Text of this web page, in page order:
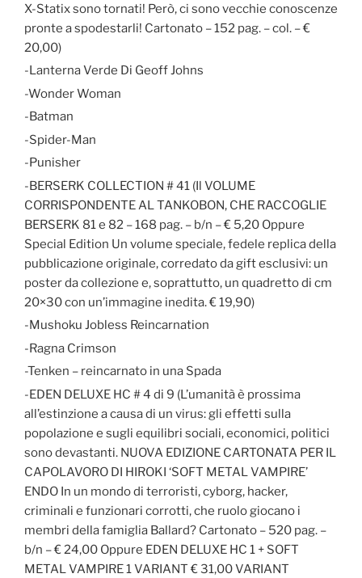
X-Statix sono tornati! Però, ci sono vecchie conoscenze
pronte a spodestarli! Cartonato – 152 pag. – col. – €
20,00)
-Lanterna Verde Di Geoff Johns
-Wonder Woman
-Batman
-Spider-Man
-Punisher
-BERSERK COLLECTION # 41 (Il VOLUME
CORRISPONDENTE AL TANKOBON, CHE RACCOGLIE
BERSERK 81 e 82 – 168 pag. – b/n – € 5,20 Oppure
Special Edition Un volume speciale, fedele replica della
pubblicazione originale, corredato da gift esclusivi: un
poster da collezione e, soprattutto, un quadretto di cm
20×30 con un’immagine inedita. € 19,90)
-Mushoku Jobless Reincarnation
-Ragna Crimson
-Tenken – reincarnato in una Spada
-EDEN DELUXE HC # 4 di 9 (L’umanità è prossima
all’estinzione a causa di un virus: gli effetti sulla
popolazione e sugli equilibri sociali, economici, politici
sono devastanti. NUOVA EDIZIONE CARTONATA PER IL
CAPOLAVORO DI HIROKI ‘SOFT METAL VAMPIRE’
ENDO In un mondo di terroristi, cyborg, hacker,
criminali e funzionari corrotti, che ruolo giocano i
membri della famiglia Ballard? Cartonato – 520 pag. –
b/n – € 24,00 Oppure EDEN DELUXE HC 1 + SOFT
METAL VAMPIRE 1 VARIANT € 31,00 VARIANT